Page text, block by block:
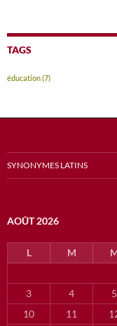
TAGS
éducation(7)
SYNONYMES LATINS
AOÛT 2026
L M
3
4 5
10
11